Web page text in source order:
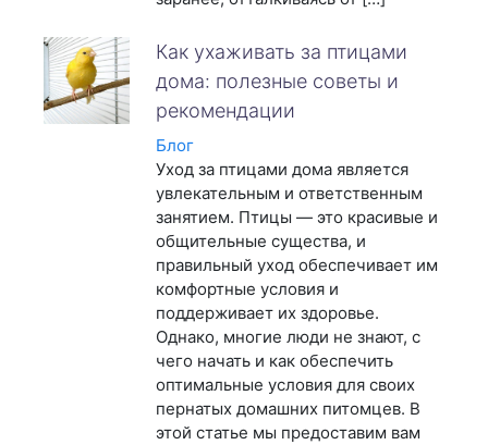
Как ухаживать за птицами
дома: полезные советы и
рекомендации
Блог
Уход за птицами дома является
увлекательным и ответственным
занятием. Птицы — это красивые и
общительные существа, и
правильный уход обеспечивает им
комфортные условия и
поддерживает их здоровье.
Однако, многие люди не знают, с
чего начать и как обеспечить
оптимальные условия для своих
пернатых домашних питомцев. В
этой статье мы предоставим вам